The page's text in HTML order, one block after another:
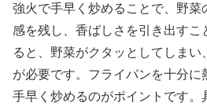
強火で手早く炒めることで、野菜
感を残し、香ばしさを引き出すこ
ると、野菜がクタッとしてしま
が必要です。フライパンを十分に
手早く炒めるのがポイントです。